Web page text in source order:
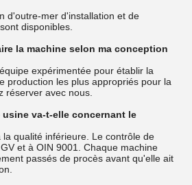
d'outre-mer d'installation et de
disponibles.
la machine selon ma conception
expérimentée pour établir la
production les plus appropriés pour la
réserver avec nous.
usine va-t-elle concernant le
qualité inférieure. Le contrôle de
et à OIN 9001. Chaque machine
passés de procès avant qu'elle ait